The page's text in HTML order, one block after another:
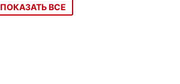
ПОКАЗАТЬ ВСЕ